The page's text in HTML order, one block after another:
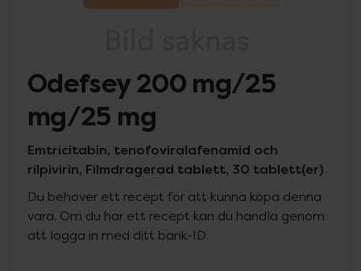
Odefsey 200 mg/25
mg/25 mg
Emtricitabin, tenofoviralafenamid och
rilpivirin, Filmdragerad tablett, 30 tablett(er)
Du behöver ett recept för att kunna köpa denna
vara. Om du har ett recept kan du handla genom
att logga in med ditt bank-ID.